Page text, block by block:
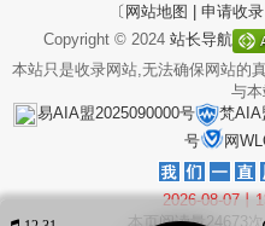
〔网站地图 | 申请收录
Copyright © 2024 站长导航
本站只是收录网站,无法确保网站的
与
易AIA盟2025090000号
梵AIA
号
网
2026-08-07丨
本页阅读量24673